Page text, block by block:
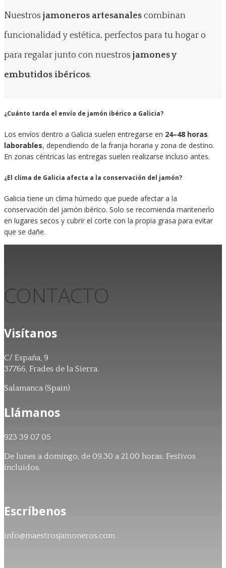
Nuestros jamoneros artesanales combinan
funcionalidad y estética, perfectos para tu hogar o
para regalar junto con nuestros jamones y
embutidos ibéricos.
¿Cuánto tarda el envío de jamón ibérico a Galicia?
Los envíos dentro a Galicia suelen entregarse en 24–48 horas
laborables, dependiendo de la franja horaria y zona de destino.
En zonas céntricas las entregas suelen realizarse incluso antes.
¿El clima de Galicia afecta a la conservación del jamón?
Galicia tiene un clima húmedo que puede afectar a la
conservación del jamón ibérico. Solo se recomienda mantenerlo
en lugares secos y cubrir el corte con la propia grasa para evitar
que se dañe.
CONTACTO
Visítanos
C/ España, 9
37766, Frades de la Sierra.
Salamanca (Spain)
Llámanos
923 39 07 05
De lunes a domingo, de 09.30 a 21.00 horas. Festivos
incluidos.
Escríbenos
info@maestrosjamoneros.com